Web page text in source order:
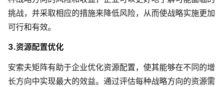
挑战，并采取相应的措施来降低风险，从而使战略实施更加
可行和有效。
3.资源配置优化
安索夫矩阵有助于企业优化资源配置，使其能够在不同的增
长方向中实现最大的效益。通过评估每种战略方向的资源需